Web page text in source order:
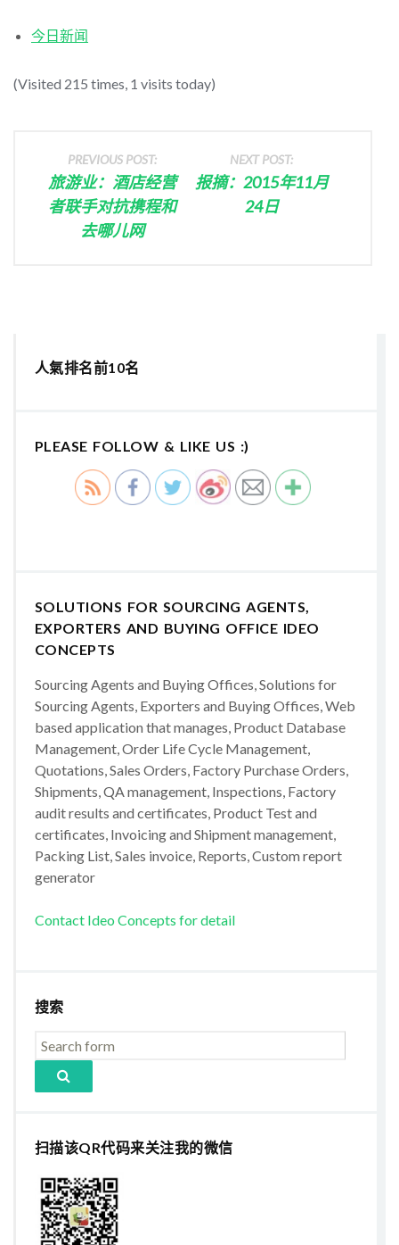
今日新闻
(Visited 215 times, 1 visits today)
PREVIOUS POST:
旅游业：酒店经营
者联手对抗携程和
去哪儿网
NEXT POST:
报摘：2015年11月
24日
人氣排名前10名
PLEASE FOLLOW & LIKE US :)
SOLUTIONS FOR SOURCING AGENTS,
EXPORTERS AND BUYING OFFICE IDEO
CONCEPTS
Sourcing Agents and Buying Offices, Solutions for
Sourcing Agents, Exporters and Buying Offices, Web
based application that manages, Product Database
Management, Order Life Cycle Management,
Quotations, Sales Orders, Factory Purchase Orders,
Shipments, QA management, Inspections, Factory
audit results and certificates, Product Test and
certificates, Invoicing and Shipment management,
Packing List, Sales invoice, Reports, Custom report
generator
Contact Ideo Concepts for detail
搜索
扫描该QR代码来关注我的微信